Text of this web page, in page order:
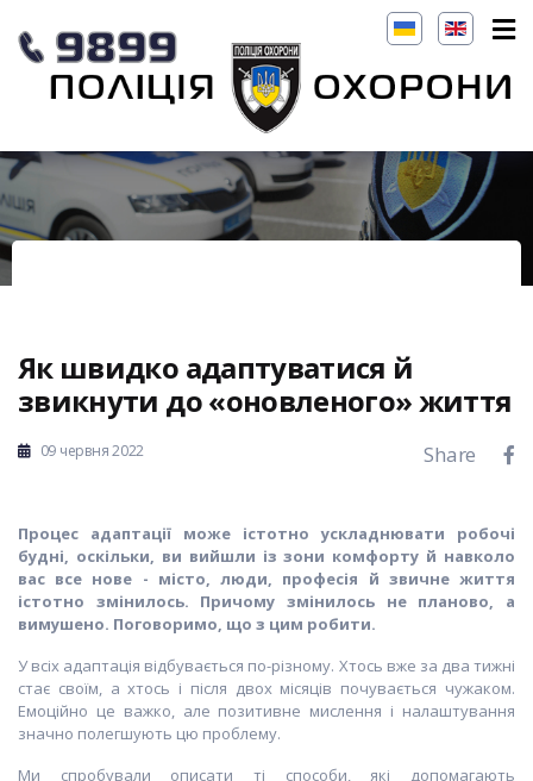
Як швидко адаптуватися й
звикнути до «оновленого» життя
09 червня 2022 Share
Процес адаптації може істотно ускладнювати робочі
будні, оскільки, ви вийшли із зони комфорту й навколо
вас все нове - місто, люди, професія й звичне життя
істотно змінилось. Причому змінилось не планово, а
вимушено. Поговоримо, що з цим робити.
У всіх адаптація відбувається по-різному. Хтось вже за два тижні
стає своїм, а хтось і після двох місяців почувається чужаком.
Емоційно це важко, але позитивне мислення і налаштування
значно полегшують цю проблему.
Ми спробували описати ті способи, які допомагають